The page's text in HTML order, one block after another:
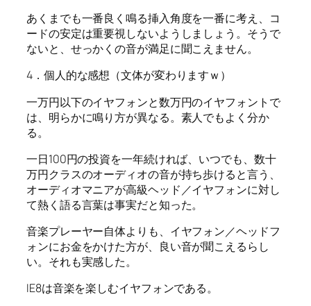
あくまでも一番良く鳴る挿入角度を一番に考え、コ
ードの安定は重要視しないようしましょう。そうで
ないと、せっかくの音が満足に聞こえません。
4．個人的な感想（文体が変わりますｗ）
一万円以下のイヤフォンと数万円のイヤフォントで
は、明らかに鳴り方が異なる。素人でもよく分か
る。
一日100円の投資を一年続ければ、いつでも、数十
万円クラスのオーディオの音が持ち歩けると言う、
オーディオマニアが高級ヘッド／イヤフォンに対し
て熱く語る言葉は事実だと知った。
音楽プレーヤー自体よりも、イヤフォン／ヘッドフ
ォンにお金をかけた方が、良い音が聞こえるらし
い。それも実感した。
IE8は音楽を楽しむイヤフォンである。